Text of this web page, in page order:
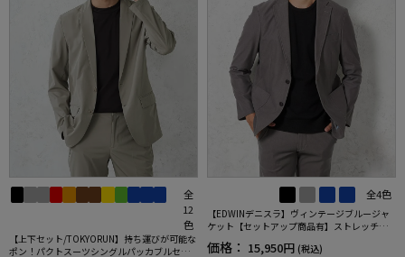
全
12
色
【上下セット/TOKYORUN】持ち運びが可能な
ポン！パクトスーツシングルパッカブルセッ
全4色
【EDWINデニスラ】ヴィンテージブルージャ
ケット【セットアップ商品有】ストレッチ無
地通年
価格： 15,950円 (税込)